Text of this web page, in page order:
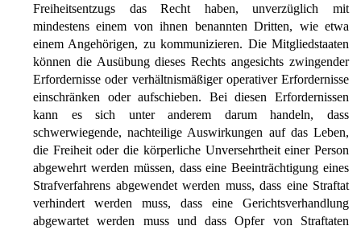
Freiheitsentzugs das Recht haben, unverzüglich mit
mindestens einem von ihnen benannten Dritten, wie etwa
einem Angehörigen, zu kommunizieren. Die Mitgliedstaaten
können die Ausübung dieses Rechts angesichts zwingender
Erfordernisse oder verhältnismäßiger operativer Erfordernisse
einschränken oder aufschieben. Bei diesen Erfordernissen
kann es sich unter anderem darum handeln, dass
schwerwiegende, nachteilige Auswirkungen auf das Leben,
die Freiheit oder die körperliche Unversehrtheit einer Person
abgewehrt werden müssen, dass eine Beeinträchtigung eines
Strafverfahrens abgewendet werden muss, dass eine Straftat
verhindert werden muss, dass eine Gerichtsverhandlung
abgewartet werden muss und dass Opfer von Straftaten